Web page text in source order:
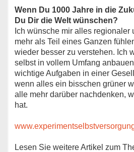
Wenn Du 1000 Jahre in die
Du Dir die Welt wünschen?
Ich wünsche mir alles
mehr als Teil eines Ganzen
wieder besser zu verstehen. Ich
selbst in vollem Umfang
wichtige Aufgaben in einer
wenn alles ein bisschen grüner
alle mehr darüber nachdenken,
hat.
Lesen Sie weitere Artikel zum